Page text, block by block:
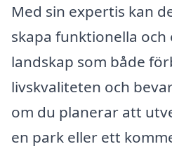
Med sin expertis kan
skapa funktionella
landskap som både
livskvaliteten och
om du planerar att
en park eller ett